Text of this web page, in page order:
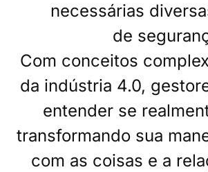
necessárias
de
Com conceitos
da indústria 4.0,
entender se
transformando sua
com as coisas e a